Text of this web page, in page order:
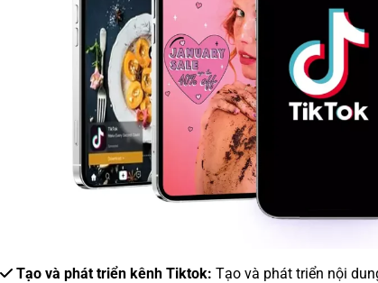
Tạo và phát triển kênh Tiktok: Tạo và phát triển nội